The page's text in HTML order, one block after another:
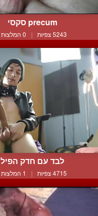
precum סקסי
5243 צפיות | 0 המלצות
לבד עם חדק הפיל
4715 צפיות | 1 המלצות